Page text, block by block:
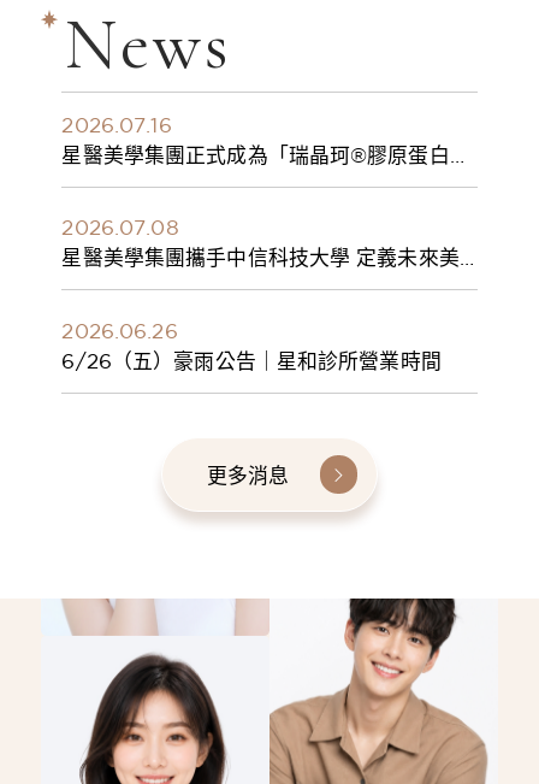
News
2026.07.16
星醫美學集團正式成為「瑞晶珂®膠原蛋白植
入劑」台灣獨家總代理
2026.07.08
星醫美學集團攜手中信科技大學 定義未來美
學人才新標準 建構健康美學產學共育模式 串
2026.06.26
6/26（五）豪雨公告｜星和診所營業時間
更多消息